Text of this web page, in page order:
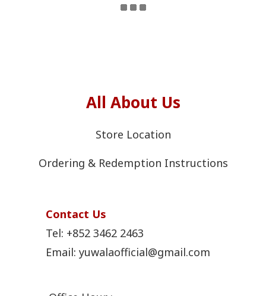
All About Us
Store Location
Ordering & Redemption Instructions
Contact Us
Tel: +852 3462 2463
Email: yuwalaofficial@gmail.com